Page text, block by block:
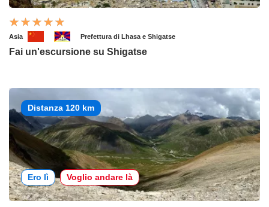
Asia Prefettura di Lhasa e Shigatse
Fai un'escursione su Shigatse
Distanza 120 km
Ero lì Voglio andare là